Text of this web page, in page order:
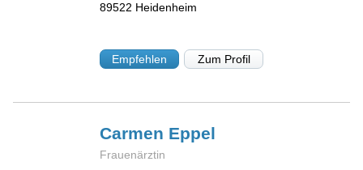
89522 Heidenheim
Empfehlen Zum Profil
Carmen Eppel
Frauenärztin